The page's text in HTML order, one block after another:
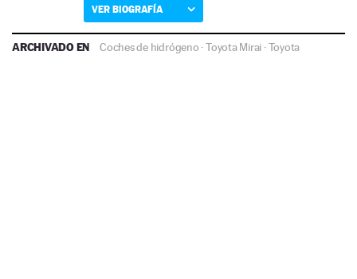
VER BIOGRAFÍA
ARCHIVADO EN Coches de hidrógeno ·Toyota Mirai ·Toyota